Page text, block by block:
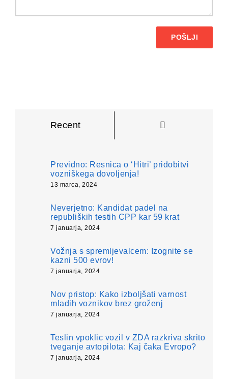
POŠLJI
Recent
Previdno: Resnica o ‘Hitri’ pridobitvi
vozniškega dovoljenja!
13 marca, 2024
Neverjetno: Kandidat padel na
republiških testih CPP kar 59 krat
7 januarja, 2024
Vožnja s spremljevalcem: Izognite se
kazni 500 evrov!
7 januarja, 2024
Nov pristop: Kako izboljšati varnost
mladih voznikov brez groženj
7 januarja, 2024
Teslin vpoklic vozil v ZDA razkriva skrito
tveganje avtopilota: Kaj čaka Evropo?
7 januarja, 2024